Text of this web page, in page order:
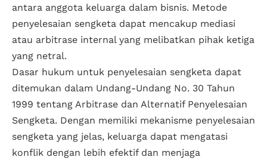
antara anggota keluarga dalam bisnis. Metode
penyelesaian sengketa dapat mencakup mediasi
atau arbitrase internal yang melibatkan pihak ketiga
yang netral.
Dasar hukum untuk penyelesaian sengketa dapat
ditemukan dalam Undang-Undang No. 30 Tahun
1999 tentang Arbitrase dan Alternatif Penyelesaian
Sengketa. Dengan memiliki mekanisme penyelesaian
sengketa yang jelas, keluarga dapat mengatasi
konflik dengan lebih efektif dan menjaga